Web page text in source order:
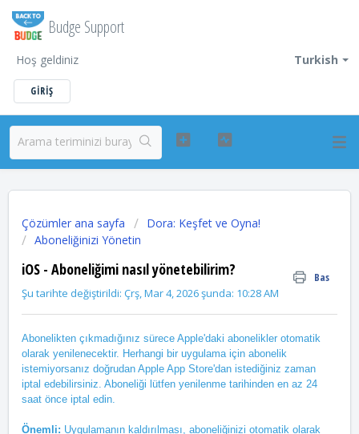
Budge Support
Turkish
Hoş geldiniz
GIRIŞ
Çözümler ana sayfa
Dora: Keşfet ve Oyna!
Aboneliğinizi Yönetin
iOS - Aboneliğimi nasıl yönetebilirim?
Bas
Şu tarihte değiştirildi: Çrş, Mar 4, 2026 şunda: 10:28 AM
Abonelikten çıkmadığınız sürece Apple'daki abonelikler otomatik
olarak yenilenecektir. Herhangi bir uygulama için abonelik
istemiyorsanız doğrudan Apple App Store'dan istediğiniz zaman
iptal edebilirsiniz. Aboneliği lütfen yenilenme tarihinden en az 24
saat önce iptal edin.
Önemli: Uygulamanın kaldırılması, aboneliğinizi otomatik olarak